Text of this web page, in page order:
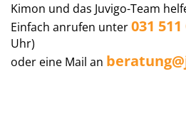
Kimon und das Juvigo-Team
Einfach anrufen unter031 511
Uhr)
oder eine Mail an